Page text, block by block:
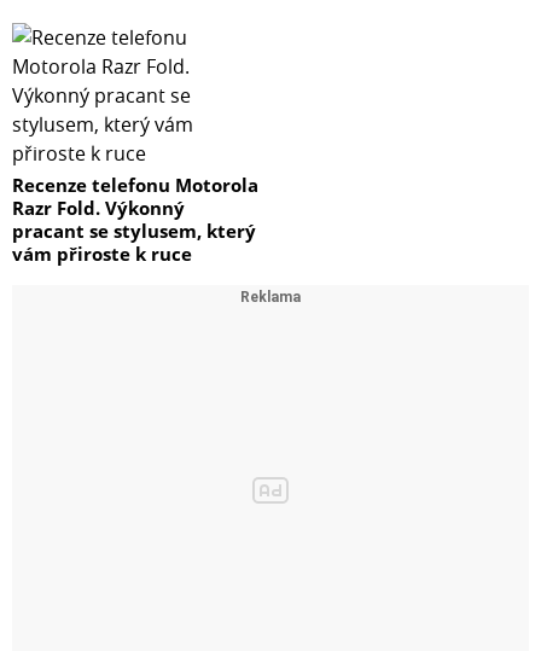
Recenze telefonu Motorola
Razr Fold. Výkonný
pracant se stylusem, který
vám přiroste k ruce